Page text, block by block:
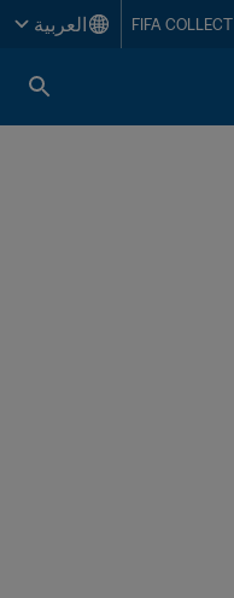
FIFA COLLECT العربية